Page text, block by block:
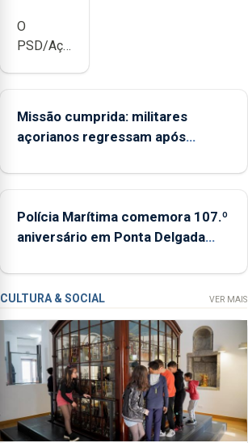
O
PSD/Açores
“uma
posição
do
turismo
Região,
defendendo
que o
setor
deve
apostar
criação
de valor
Missão cumprida: militares
açorianos regressam após
Polícia Marítima comemora 107.º
aniversário em Ponta Delgada
CULTURA & SOCIAL VER MAIS